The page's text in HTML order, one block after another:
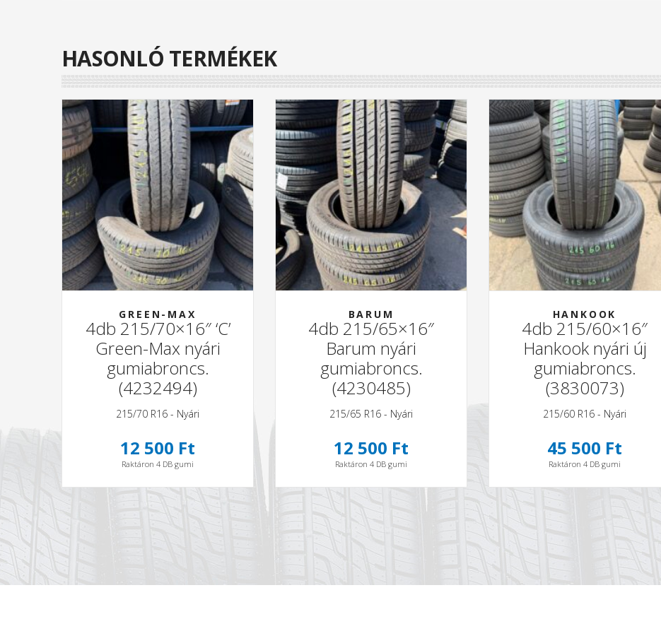
HASONLÓ TERMÉKEK
GREEN-MAX
4db 215/70×16″ ‘C’
Green-Max nyári
gumiabroncs.
(4232494)
215/70 R16 - Nyári
12 500 Ft
Raktáron 4 DB gumi
BARUM
4db 215/65×16″
Barum nyári
gumiabroncs.
(4230485)
215/65 R16 - Nyári
12 500 Ft
Raktáron 4 DB gumi
HANKOOK
4db 215/60×16″
Hankook nyári új
gumiabroncs.
(3830073)
215/60 R16 - Nyári
45 500 Ft
Raktáron 4 DB gumi